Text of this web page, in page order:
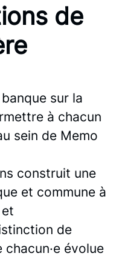
de
sur la
à chacun
sein de Memo
construit une
et commune à
de
évolue